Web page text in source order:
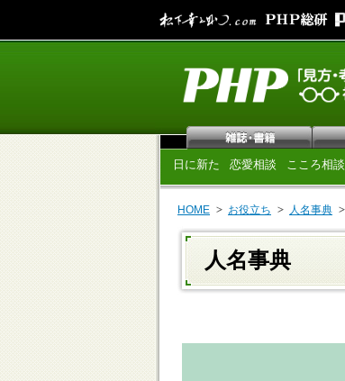
日に新た 恋愛相談 こころ相談
HOME お役立ち 人名事典
人名事典